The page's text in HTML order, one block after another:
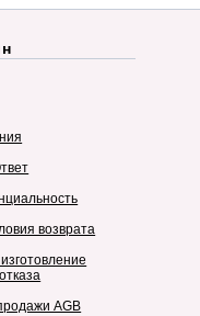
возврата
AGB